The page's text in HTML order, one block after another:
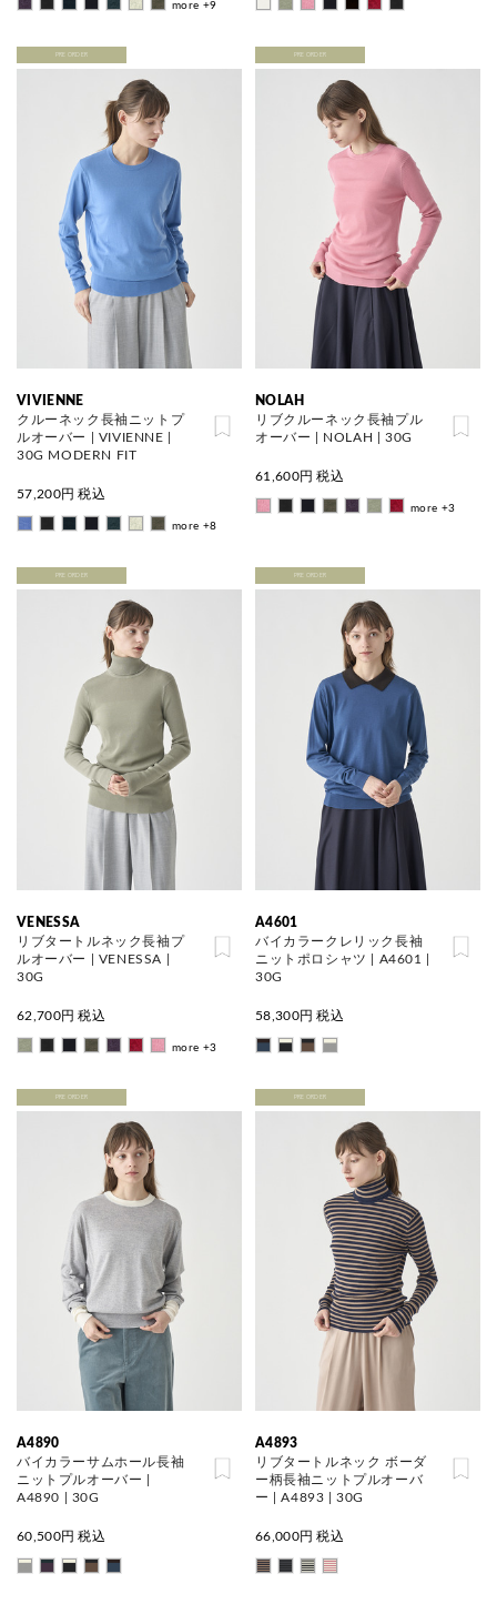
more +9
PRE ORDER
VIVIENNE
クルーネック長袖ニットプ
ルオーバー | VIVIENNE |
30G MODERN FIT
57,200円 税込
more +8
PRE ORDER
NOLAH
リブクルーネック長袖プル
オーバー | NOLAH | 30G
61,600円 税込
more +3
PRE ORDER
VENESSA
リブタートルネック長袖プ
ルオーバー | VENESSA |
30G
62,700円 税込
more +3
PRE ORDER
A4601
バイカラークレリック長袖
ニットポロシャツ | A4601 |
30G
58,300円 税込
PRE ORDER
A4890
バイカラーサムホール長袖
ニットプルオーバー |
A4890 | 30G
60,500円 税込
PRE ORDER
A4893
リブタートルネック ボーダ
ー柄長袖ニットプルオーバ
ー | A4893 | 30G
66,000円 税込